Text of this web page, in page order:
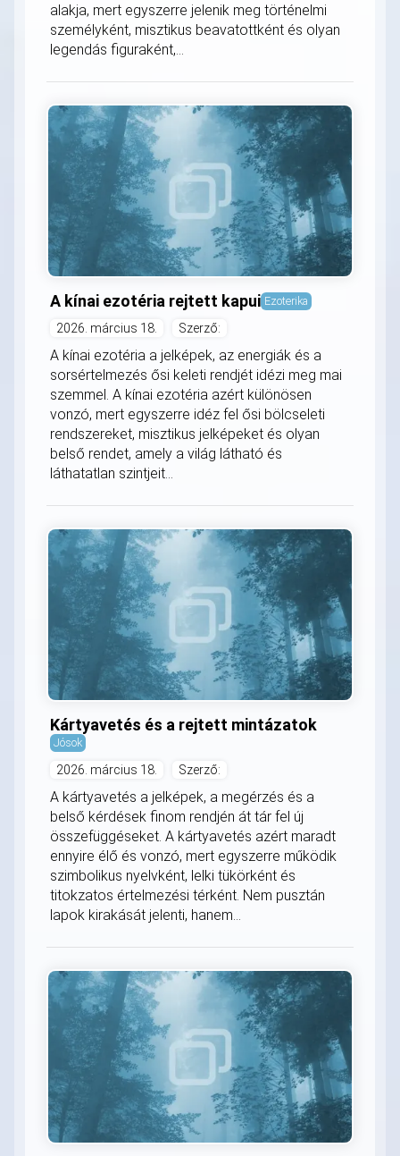
alakja, mert egyszerre jelenik meg történelmi
személyként, misztikus beavatottként és olyan
legendás figuraként,...
A kínai ezotéria rejtett kapui Ezoterika
2026. március 18. Szerző:
A kínai ezotéria a jelképek, az energiák és a
sorsértelmezés ősi keleti rendjét idézi meg mai
szemmel. A kínai ezotéria azért különösen
vonzó, mert egyszerre idéz fel ősi bölcseleti
rendszereket, misztikus jelképeket és olyan
belső rendet, amely a világ látható és
láthatatlan szintjeit...
Kártyavetés és a rejtett mintázatok
Jósok
2026. március 18. Szerző:
A kártyavetés a jelképek, a megérzés és a
belső kérdések finom rendjén át tár fel új
összefüggéseket. A kártyavetés azért maradt
ennyire élő és vonzó, mert egyszerre működik
szimbolikus nyelvként, lelki tükörként és
titokzatos értelmezési térként. Nem pusztán
lapok kirakását jelenti, hanem...